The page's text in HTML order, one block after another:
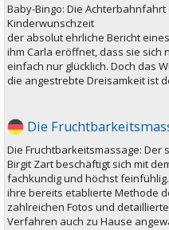
Baby-Bingo: Die
Kinderwunschzeit
der absolut ehrliche Bericht
ihm Carla eröffnet, dass sie sich
einfach nur glücklich. Doch das
die angestrebte Dreisamkeit ist
Die
Die Fruchtbarkeitsmassage: Der
Birgit Zart beschäftigt sich mit
fachkundig und höchst
ihre bereits etablierte Methode
zahlreichen Fotos und
Verfahren auch zu Hause